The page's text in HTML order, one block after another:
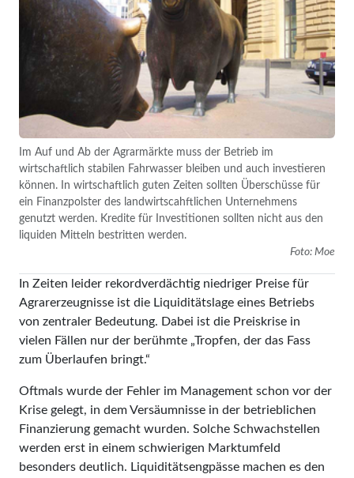
Im Auf und Ab der Agrarmärkte muss der Betrieb im
wirtschaftlich stabilen Fahrwasser bleiben und auch investieren
können. In wirtschaftlich guten Zeiten sollten Überschüsse für
ein Finanzpolster des landwirtscahftlichen Unternehmens
genutzt werden. Kredite für Investitionen sollten nicht aus den
liquiden Mitteln bestritten werden.
Foto: Moe
In Zeiten leider rekordverdäch­tig niedriger Preise für
Agrarerzeugnisse ist die Liquiditätslage eines Betriebs
von zen­traler Bedeutung. Dabei ist die Preiskrise in
vielen Fällen nur der berühmte „Tropfen, der das Fass
zum Überlaufen bringt.“
Oftmals wurde der Fehler im Management schon vor der
Krise gelegt, in dem Versäumnisse in der betrieblichen
Finanzierung gemacht wurden. Solche Schwachstellen
werden erst in einem schwierigen Marktumfeld
besonders deutlich. Liquiditätsengpässe machen es den